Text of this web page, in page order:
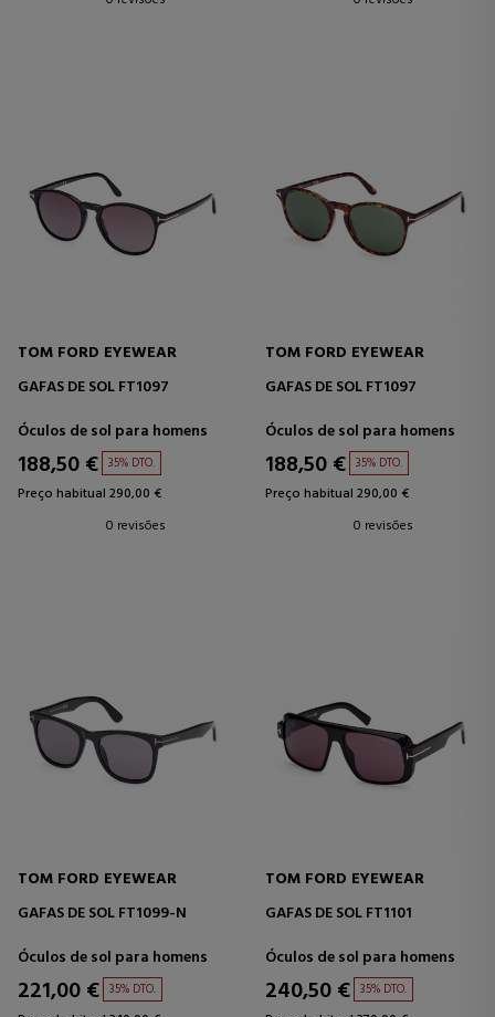
TOM FORD EYEWEAR
GAFAS DE SOL FT1097
Óculos de sol para homens
188,50 € 35% DTO.
Preço habitual 290,00 €
0 revisões
TOM FORD EYEWEAR
GAFAS DE SOL FT1097
Óculos de sol para homens
188,50 € 35% DTO.
Preço habitual 290,00 €
0 revisões
TOM FORD EYEWEAR
GAFAS DE SOL FT1099-N
Óculos de sol para homens
221,00 € 35% DTO.
TOM FORD EYEWEAR
GAFAS DE SOL FT1101
Óculos de sol para homens
240,50 € 35% DTO.